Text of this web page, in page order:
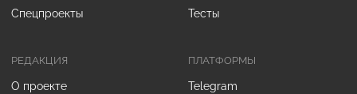
РЕДАКЦИЯ
О проекте
Спецпроекты
Тесты
ПЛАТФОРМЫ
Telegram